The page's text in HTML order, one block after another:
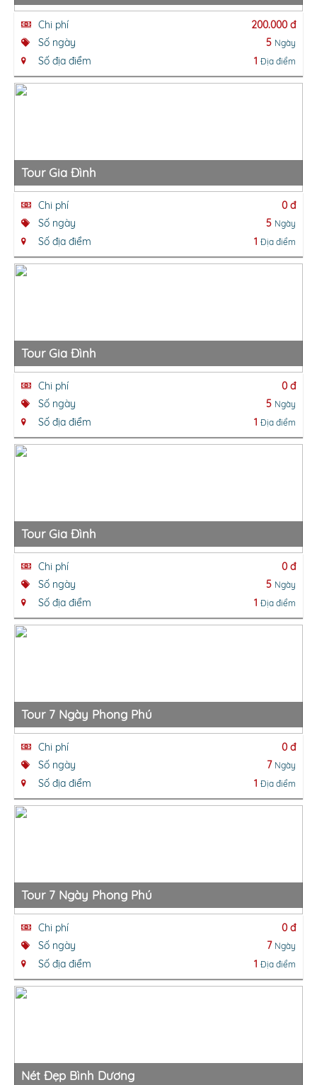
Chi phí
200.000 đ
Số ngày
5 Ngày
Số địa điểm 1 Địa điểm
Tour Gia Đình
Chi phí
0 đ
Số ngày
5 Ngày
Số địa điểm 1 Địa điểm
Tour Gia Đình
Chi phí
0 đ
Số ngày
5 Ngày
Số địa điểm 1 Địa điểm
Tour Gia Đình
Chi phí
0 đ
Số ngày
5 Ngày
Số địa điểm 1 Địa điểm
Tour 7 Ngày Phong Phú
Chi phí
0 đ
Số ngày
7 Ngày
Số địa điểm 1 Địa điểm
Tour 7 Ngày Phong Phú
Chi phí
0 đ
Số ngày
7 Ngày
Số địa điểm 1 Địa điểm
Nét Đẹp Bình Dương